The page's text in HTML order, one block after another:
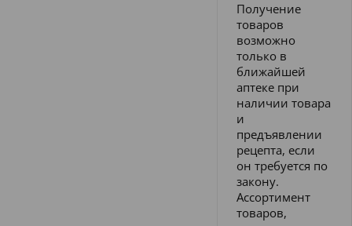
Получение
товаров
возможно
только в
ближайшей
аптеке при
наличии товара
и
предъявлении
рецепта, если
он требуется по
закону.
Ассортимент
товаров,